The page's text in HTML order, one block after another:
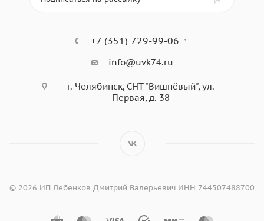
+7 (351) 729-99-06
info@uvk74.ru
г. Челябинск, СНТ "Вишнёвый", ул.
Первая, д. 38
© 2026 ИП Лебенков Дмитрий Валерьевич ИНН 744507488700